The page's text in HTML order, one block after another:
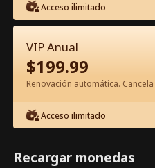
Episodio 26 - El
peligrosa Película
0-49 50-74
26 27
Acceso ilimitado
VIP Anual
$199.99
Renovación automática.
Acceso ilimitado
Recargar monedas